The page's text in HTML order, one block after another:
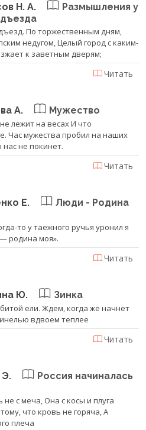
Н. А.
Размышления у
По торжественным дням,
недугом, Целый город с каким-
к заветным дверям;
Читать
А. Мужество
лежит на весах И что
Час мужества пробил на наших
нас не покинет.
Читать
Е.
Люди - Родина
то у таежного ручья уронил я
родина моя».
Читать
Ю. Зинка
ели. Ждем, когда же начнет
вдвоем теплее
Читать
Э.
Россия начиналась
не с меча, Она с косы и плуга
что кровь не горяча, А
плеча